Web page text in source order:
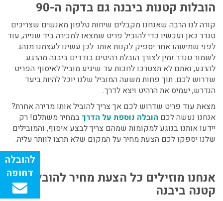
הובלות קטנות ביבנה גם בדקה ה-90
קורה לנו הרבה שאנחנו מקבלים שיחות טלפון מאנשים שצריכים
טנדר כאן ועכשיו כדי להוביל פריט שמצאו למכירה ביד שנייה, עוד
לפני שמישהו אחר יספיק לקנות אותו. לכן עשינו לעצמנו מנהג
לשמור טנדר זמין לצורך הובלת רהיטים בודדים ביבנהמהרגע
להרגע, ואתם לא תצטרכו לחכות עד שיגיע מוביל לאיסוף הפריט
שדרוש לכם. תוך פחות משעה המוביל שלנו יוכל להיות ביעד
הנדרש, יעמיס את הרהיט ויצא לדרך.
מצאת עוד פריט שדרוש לכם אך צריך להוביל אותו מדירה אחרת?
אנחנו נעשה לכם הובלה נוספת על הדרך במחיר משתלם! רק
יידעו אותנו בנוגע למקומות שמהם צריך לבצע איסוף, והמובילים
שלנו יספקו לכם הצעת מחיר על המקום שלא תרצו לוותר עליה.
אנחנו מוזילים כל הצעת מחיר להובלה
קטנה ביבנה